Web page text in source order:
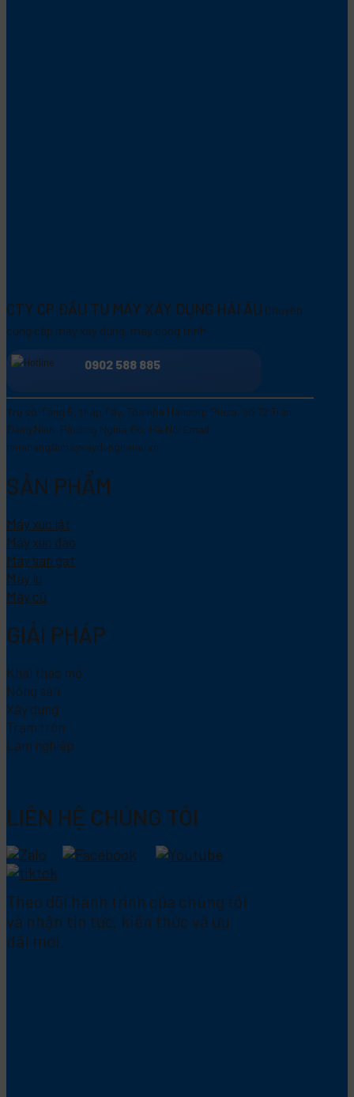
CTY CP ĐẦU TƯ MÁY XÂY DỰNG HẢI ÂU Chuyên
cung cấp máy xây dựng, máy công trình
0902 588 885
Trụ sở:Tầng 5, tháp Tây, Tòa nhà Hancorp Plaza, số 72 Trần
Đăng Ninh, Phường Nghĩa Đô, Hà Nội Email:
muahang@mayxaydunghaiau.vn
SẢN PHẨM
Máy xúc lật
Máy xúc đào
Máy san gạt
Máy lu
Máy cũ
GIẢI PHÁP
Khai thác mỏ
Nông sản
Xây dựng
Trạm trộn
Lâm nghiệp
LIÊN HỆ CHÚNG TÔI
Theo dõi hành trình của chúng tôi
và nhận tin tức, kiến thức và ưu
đãi mới.